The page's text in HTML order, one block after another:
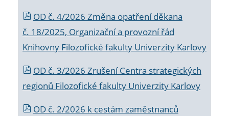
OD č. 4/2026 Změna opatření děkana
č. 18/2025, Organizační a provozní řád
Knihovny Filozofické fakulty Univerzity Karlovy
OD č. 3/2026 Zrušení Centra strategických
regionů Filozofické fakulty Univerzity Karlovy
OD č. 2/2026 k cestám zaměstnanců